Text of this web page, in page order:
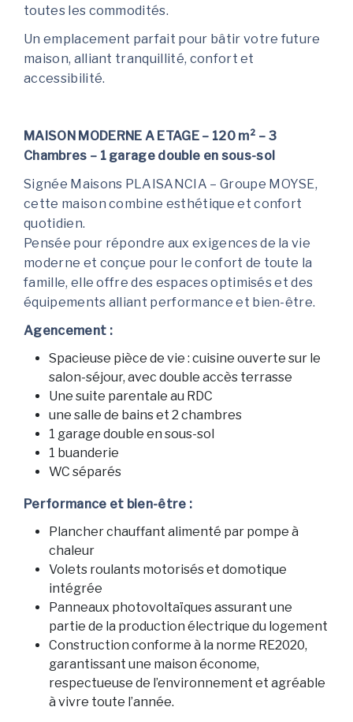
toutes les commodités.
Un emplacement parfait pour bâtir votre future
maison, alliant tranquillité, confort et
accessibilité.
MAISON MODERNE A ETAGE – 120 m² – 3
Chambres – 1 garage double en sous-sol
Signée Maisons PLAISANCIA – Groupe MOYSE,
cette maison combine esthétique et confort
quotidien.
Pensée pour répondre aux exigences de la vie
moderne et conçue pour le confort de toute la
famille, elle offre des espaces optimisés et des
équipements alliant performance et bien-être.
Agencement :
Spacieuse pièce de vie : cuisine ouverte sur le
salon-séjour, avec double accès terrasse
Une suite parentale au RDC
une salle de bains et 2 chambres
1 garage double en sous-sol
1 buanderie
WC séparés
Performance et bien-être :
Plancher chauffant alimenté par pompe à
chaleur
Volets roulants motorisés et domotique
intégrée
Panneaux photovoltaïques assurant une
partie de la production électrique du logement
Construction conforme à la norme RE2020,
garantissant une maison économe,
respectueuse de l’environnement et agréable
à vivre toute l’année.